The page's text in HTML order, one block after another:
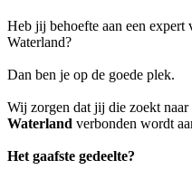
Heb jij behoefte aan een
Waterland?
Dan ben je op de goede plek.
Wij zorgen dat jij die zoekt naar
Waterland verbonden wordt
Het gaafste gedeelte?